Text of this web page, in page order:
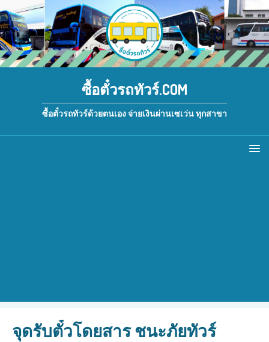
ซื้อตั๋วรถทัวร์.COM
ซื้อตั๋วรถทัวร์ด้วยตนเอง จ่ายเงินผ่านเซเว่น ทุกสาขา
จุดรับตั๋วโดยสาร ชนะภัยทัวร์